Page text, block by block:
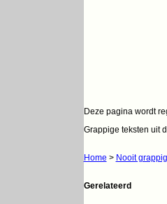
Deze pagina wordt
Grappige teksten uit
Home > Nooit grappig
Gerelateerd